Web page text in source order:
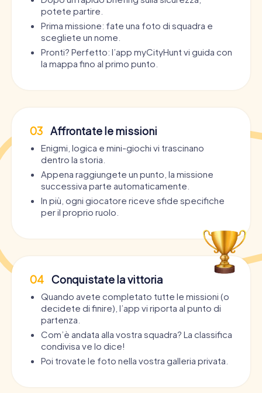
potete partire.
Prima missione: fate una foto di squadra e
scegliete un nome.
Pronti? Perfetto: l’app myCityHunt vi guida con
la mappa fino al primo punto.
03 Affrontate le missioni
Enigmi, logica e mini-giochi vi trascinano
dentro la storia.
Appena raggiungete un punto, la missione
successiva parte automaticamente.
In più, ogni giocatore riceve sfide specifiche
per il proprio ruolo.
04 Conquistate la vittoria
Quando avete completato tutte le missioni (o
decidete di finire), l’app vi riporta al punto di
partenza.
Com’è andata alla vostra squadra? La classifica
condivisa ve lo dice!
Poi trovate le foto nella vostra galleria privata.